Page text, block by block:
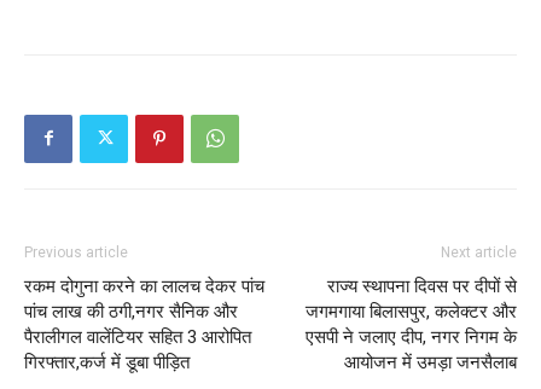
Previous article
रकम दोगुना करने का लालच देकर पांच
पांच लाख की ठगी,नगर सैनिक और
पैरालीगल वालेंटियर सहित 3 आरोपित
गिरफ्तार,कर्ज में डूबा पीड़ित
Next article
राज्य स्थापना दिवस पर दीपों से
जगमगाया बिलासपुर, कलेक्टर और
एसपी ने जलाए दीप, नगर निगम के
आयोजन में उमड़ा जनसैलाब